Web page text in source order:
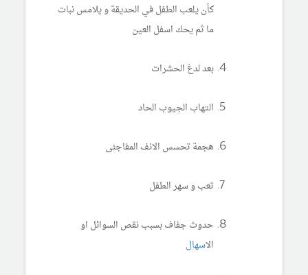
كأن يلعب الطفل في الحديقة و يلامس نبات
ما ثم يحك اسفل العين
بعد لدغ الحشرات
التهاب الجيوب الحاد
هجمة تحسس الانف المفاجئى
تعب و سهر الطفل
حدوث جفاف بسبب نقص السوائل او
الاسهال